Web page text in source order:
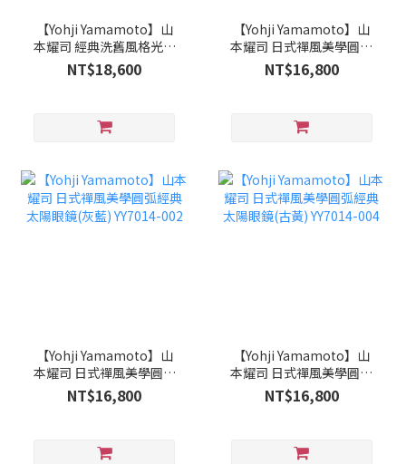
【Yohji Yamamoto】山
本耀司 經典洗舊風格光學
眼鏡(復古金) YY3017-002
NT$18,600
【Yohji Yamamoto】山
本耀司 日式禪風美學圓弧
經典太陽眼鏡(咖啡)
YY7014-911
NT$16,800
【Yohji Yamamoto】山
本耀司 日式禪風美學圓弧
經典太陽眼鏡(灰藍)
YY7014-002
NT$16,800
【Yohji Yamamoto】山
本耀司 日式禪風美學圓弧
經典太陽眼鏡(古黃)
YY7014-004
NT$16,800